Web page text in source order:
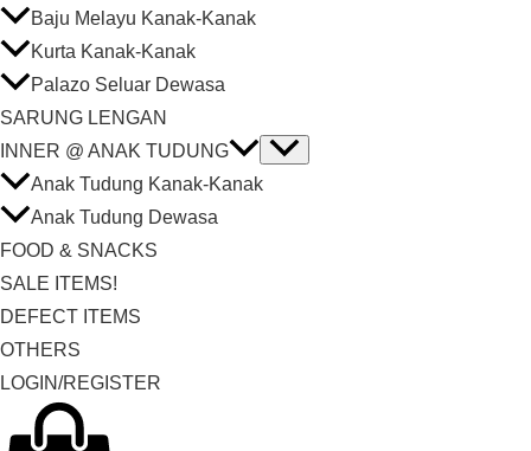
Baju Melayu Kanak-Kanak
Kurta Kanak-Kanak
Palazo Seluar Dewasa
SARUNG LENGAN
INNER @ ANAK TUDUNG
Anak Tudung Kanak-Kanak
Anak Tudung Dewasa
FOOD & SNACKS
SALE ITEMS!
DEFECT ITEMS
OTHERS
LOGIN/REGISTER